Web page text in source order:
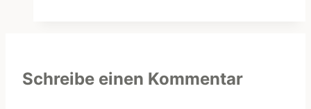
gesündere
Schreibe einen Kommentar